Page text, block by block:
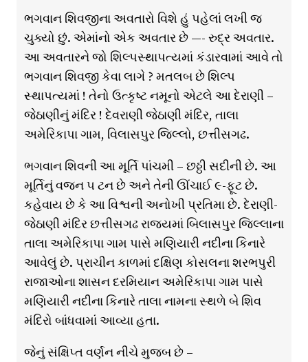
ભગવાન શિવજીના અવતારો વિશે હું પહેલાં લખી જ
ચુક્યો છું. એમાંનો એક અવતાર છે —- રુદ્ર અવતાર.
આ અવતારને જો શિલ્પસ્થાપત્યમાં કંડારવામાં આવે તો
ભગવાન શિવજી કેવા લાગે ? મતલબ છે શિલ્પ
સ્થાપત્યમાં ! તેનો ઉત્કૃષ્ટ નમૂનો એટલે આ દેરાણી –
જેઠાણીનું મંદિર ! દેવરાણી જેઠાણી મંદિર, તાલા
અમેરિકાપા ગામ, વિલાસપુર જિલ્લો, છત્તીસગઢ.
ભગવાન શિવની આ મૂર્તિ પાંચમી – છઠ્ઠી સદીની છે. આ
મૂર્તિનું વજન ૫ ટન છે અને તેની ઊંચાઈ ૯-ફૂટ છે.
કહેવાય છે કે આ વિશ્વની અનોખી પ્રતિમા છે. દેરાણી-
જેઠાણી મંદિર છત્તીસગઢ રાજ્યમાં બિલાસપુર જિલ્લાના
તાલા અમેરિકાપા ગામ પાસે મણિયારી નદીના કિનારે
આવેલું છે. પ્રાચીન કાળમાં દક્ષિણ કોસલના શરભપુરી
રાજાઓના શાસન દરમિયાન અમેરિકાપા ગામ પાસે
મણિયારી નદીના કિનારે તાલા નામના સ્થળે બે શિવ
મંદિરો બાંધવામાં આવ્યા હતા.
જેનું સંક્ષિપ્ત વર્ણન નીચે મુજબ છે –